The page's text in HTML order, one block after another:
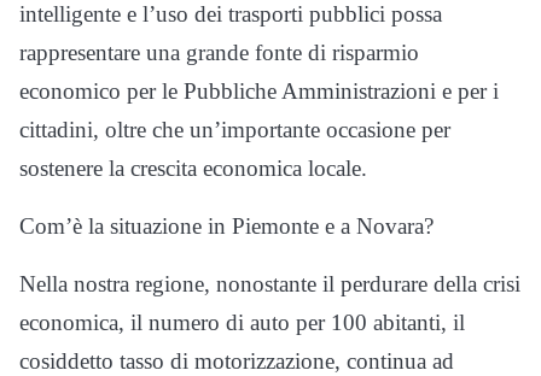
intelligente e l’uso dei trasporti pubblici possa
rappresentare una grande fonte di risparmio
economico per le Pubbliche Amministrazioni e per i
cittadini, oltre che un’importante occasione per
sostenere la crescita economica locale.
Com’è la situazione in Piemonte e a Novara?
Nella nostra regione, nonostante il perdurare della crisi
economica, il numero di auto per 100 abitanti, il
cosiddetto tasso di motorizzazione, continua ad